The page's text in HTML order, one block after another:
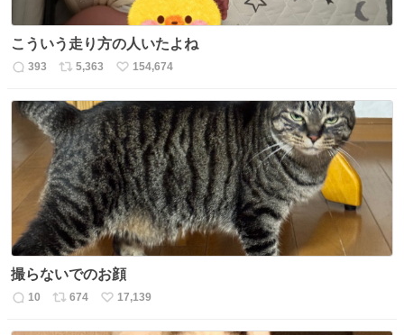
こういう走り方の人いたよね
返
数
393
リ
ス
ト
数
5,363
い
ね
数
154,674
撮らないでのお顔
返
10
リ
674
い
17,139